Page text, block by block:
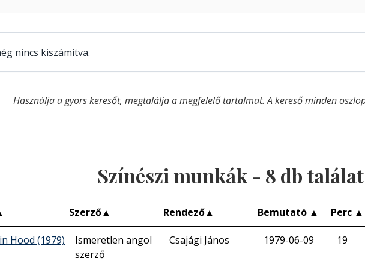
nincs kiszámítva.
Használja a gyors keresőt, megtalálja a megfelelő tartalmat. A kereső minden
Színészi munkák - 8 db találat
Szerző▲ Rendező▲ Bemutató ▲ Perc ▲
Hood (1979)
Ismeretlen angol
szerző
Csajági János 1979-06-09 19